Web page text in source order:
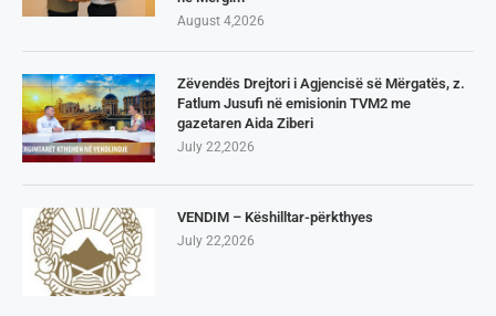
August 4,2026
Zëvendës Drejtori i Agjencisë së Mërgatës, z.
Fatlum Jusufi në emisionin TVM2 me
gazetaren Aida Ziberi
July 22,2026
VENDIM – Këshilltar-përkthyes
July 22,2026